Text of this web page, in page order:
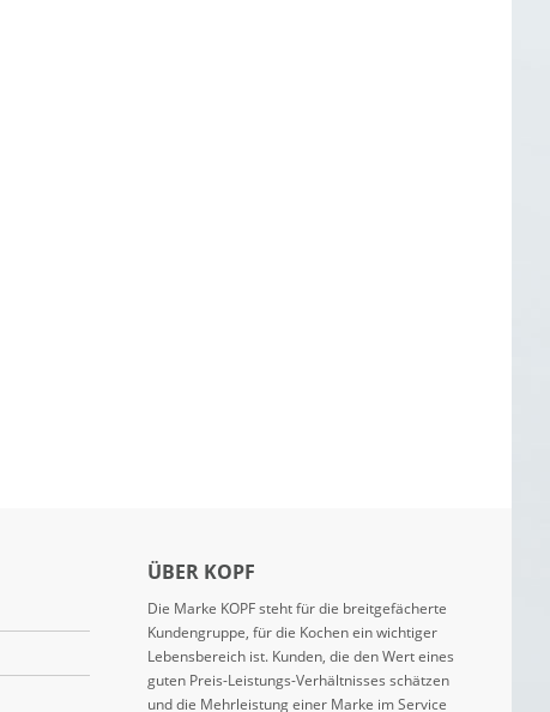
ÜBER KOPF
Die Marke KOPF steht für die breitgefächerte
Kundengruppe, für die Kochen ein wichtiger
Lebensbereich ist. Kunden, die den Wert eines
guten Preis-Leistungs-Verhältnisses schätzen
und die Mehrleistung einer Marke im Service